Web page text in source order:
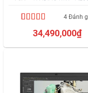
4.75trên 5
dựa trên
4 Đánh
34,490,000₫